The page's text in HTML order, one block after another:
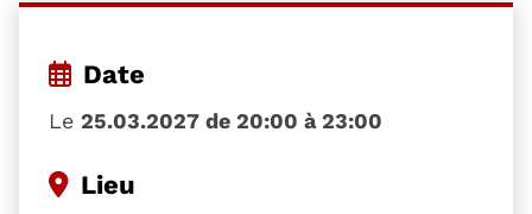
Date
Le 25.03.2027 de 20:00 à 23:00
Lieu